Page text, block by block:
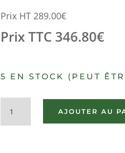
Prix HT 289.00€
Prix TTC 346.80€
5 EN STOCK (PEUT
RETROVISEUR
AJOUTER AU